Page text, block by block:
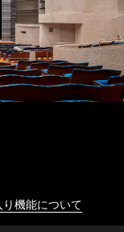
り機能について